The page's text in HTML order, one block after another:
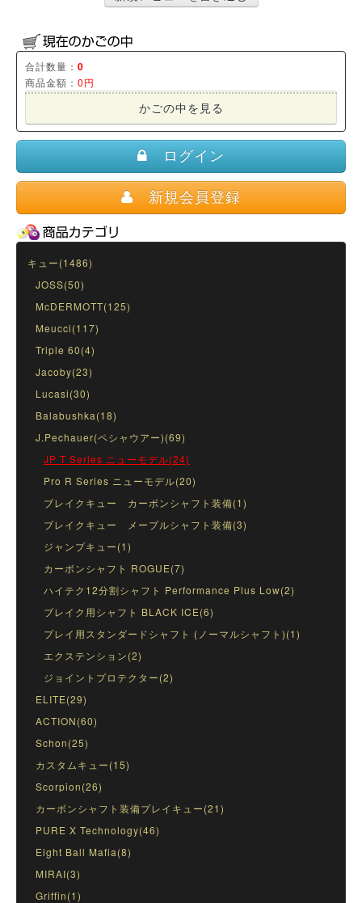
合計数量： 0
商品金額： 0円
かごの中を見る
ログイン
新規会員登録
キュー(1486)
JOSS(50)
McDERMOTT(125)
Meucci(117)
Triple 60(4)
Jacoby(23)
Lucasi(30)
Balabushka(18)
J.Pechauer(ペシャウアー)(69)
JP T Series ニューモデル(24)
Pro R Series ニューモデル(20)
ブレイクキュー カーボンシャフト装備(1)
ブレイクキュー メープルシャフト装備(3)
ジャンプキュー(1)
カーボンシャフト ROGUE(7)
ハイテク12分割シャフト Performance Plus Low(2)
ブレイク用シャフト BLACK ICE(6)
プレイ用スタンダードシャフト (ノーマルシャフト)(1)
エクステンション(2)
ジョイントプロテクター(2)
ELITE(29)
ACTION(60)
Schon(25)
カスタムキュー(15)
Scorpion(26)
カーボンシャフト装備プレイキュー(21)
PURE X Technology(46)
Eight Ball Mafia(8)
MIRAI(3)
Griffin(1)